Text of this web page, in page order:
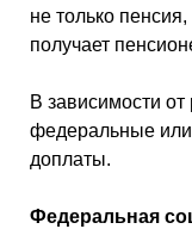
не только
получает
В зависимости от
федеральные
доплаты.
Федеральная